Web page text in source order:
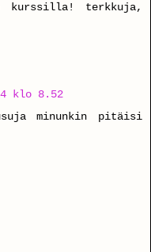
kurssilla! terkkuja,
klo 8.52
minunkin pitäisi